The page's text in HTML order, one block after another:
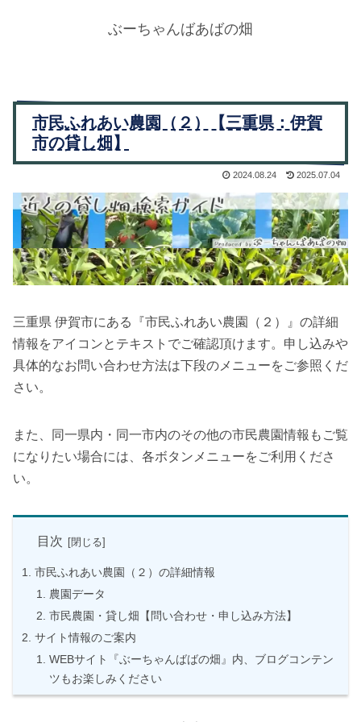
ぶーちゃんばあばの畑
市民ふれあい農園（２）【三重県：伊賀
市の貸し畑】
2024.08.24 2025.07.04
三重県 伊賀市にある『市民ふれあい農園（２）』の詳細
情報をアイコンとテキストでご確認頂けます。申し込みや
具体的なお問い合わせ方法は下段のメニューをご参照くだ
さい。
また、同一県内・同一市内のその他の市民農園情報もご覧
になりたい場合には、各ボタンメニューをご利用くださ
い。
目次
市民ふれあい農園（２）の詳細情報
農園データ
市民農園・貸し畑【問い合わせ・申し込み方法】
サイト情報のご案内
WEBサイト『ぶーちゃんばばの畑』内、ブログコンテン
ツもお楽しみください